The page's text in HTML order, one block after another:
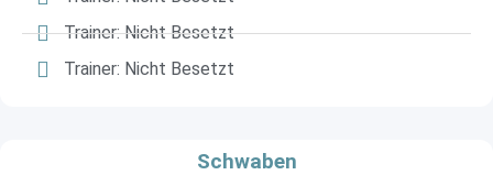
Trainer: Nicht Besetzt
Trainer: Nicht Besetzt
Schwaben